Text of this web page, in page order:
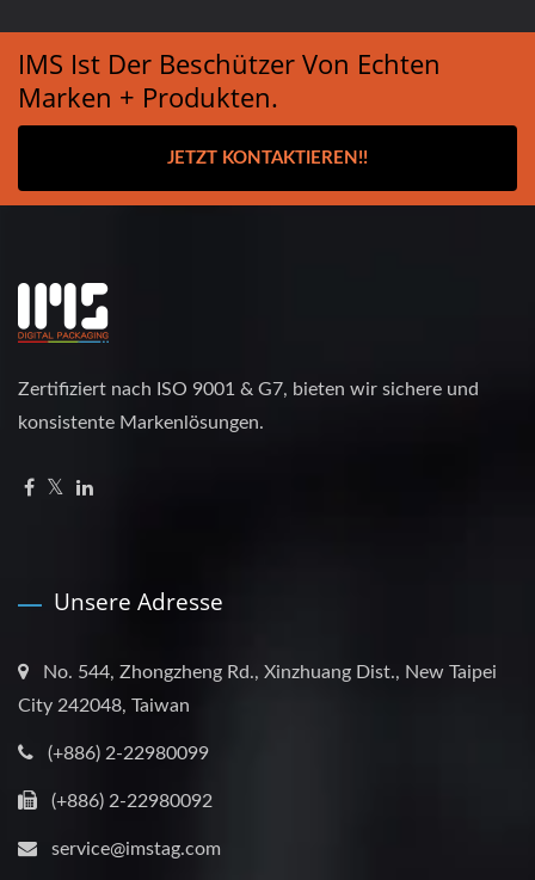
IMS Ist Der Beschützer Von Echten
Marken + Produkten.
JETZT KONTAKTIEREN!!
Zertifiziert nach ISO 9001 & G7, bieten wir sichere und
konsistente Markenlösungen.
Unsere Adresse
No. 544, Zhongzheng Rd., Xinzhuang Dist., New Taipei
City 242048, Taiwan
(+886) 2-22980099
(+886) 2-22980092
service@imstag.com